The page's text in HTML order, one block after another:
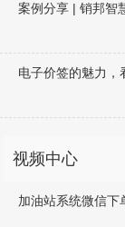
案例分享 | 销邦智
电子价签的魅力，
视频中心
加油站系统微信下